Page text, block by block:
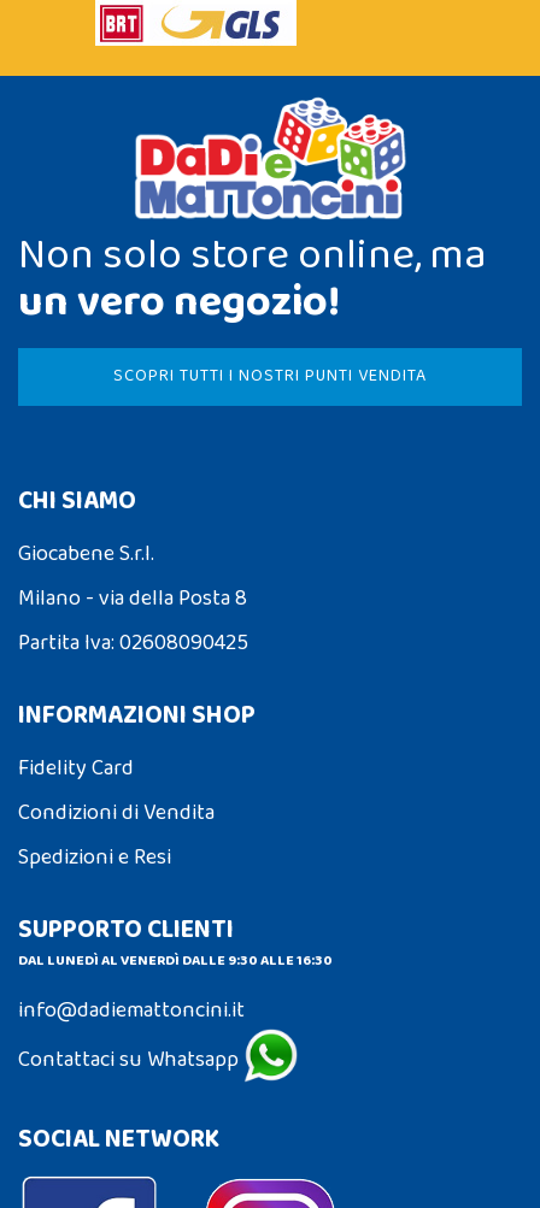
Non solo store online, ma
un vero negozio!
SCOPRI TUTTI I NOSTRI PUNTI VENDITA
CHI SIAMO
Giocabene S.r.l.
Milano - via della Posta 8
Partita Iva: 02608090425
INFORMAZIONI SHOP
Fidelity Card
Condizioni di Vendita
Spedizioni e Resi
SUPPORTO CLIENTI
DAL LUNEDÌ AL VENERDÌ DALLE 9:30 ALLE 16:30
info@dadiemattoncini.it
Contattaci su Whatsapp
SOCIAL NETWORK